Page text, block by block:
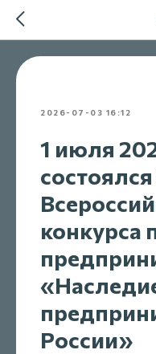
2026-07-03 16:12
1 июля
конкурса
России»